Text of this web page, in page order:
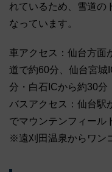
れているため、雪道の
なっています。
車アクセス：仙台方面
道で約60分、仙台宮城
分・白石ICから約30分
バスアクセス：仙台駅
でマウンテンフィー
※遠刈田温泉からワン